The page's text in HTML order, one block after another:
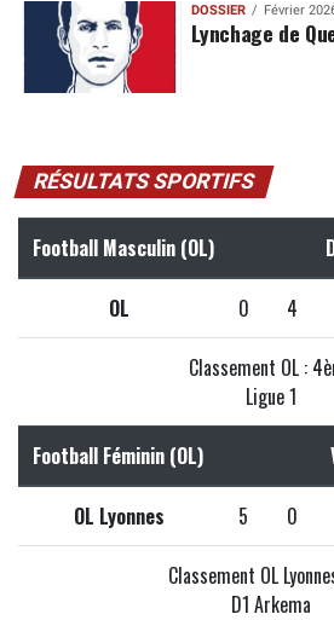
DOSSIER Février
Lynchage de
RÉSULTATS SPORTIFS
Football Masculin (OL)
OL 0 4
Classement OL :
Ligue 1
Football Féminin (OL)
OL Lyonnes 5 0
Classement OL
D1 Arkema